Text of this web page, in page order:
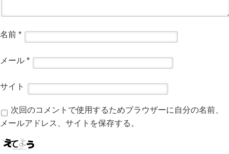
名前 *
メール *
サイト
次回のコメントで使用するためブラウザーに自分の名前、
メールアドレス、サイトを保存する。